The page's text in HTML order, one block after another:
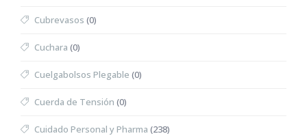
Cubrevasos (0)
Cuchara (0)
Cuelgabolsos Plegable (0)
Cuerda de Tensión (0)
Cuidado Personal y Pharma (238)